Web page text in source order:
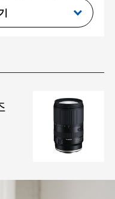
합니다. 광학 설계
2매, 복합 비구면 렌
을 실현했습니다. 피사
날카롭게 도려내는 묘
명확히 분리 부각하
배경 흐림(보케) 효
가운데 발군의 근